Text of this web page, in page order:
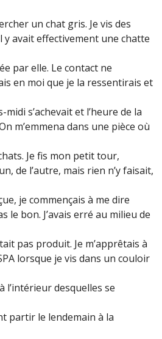
un chat gris. Je vis des
y avait effectivement une chatte
par elle. Le contact ne
en moi que je la ressentirais et
s’achevait et l’heure de la
m’emmena dans une pièce où
Je fis mon petit tour,
de l’autre, mais rien n’y faisait,
je commençais à me dire
le bon. J’avais erré au milieu de
pas produit. Je m’apprêtais à
lorsque je vis dans un couloir
l’intérieur desquelles se
partir le lendemain à la